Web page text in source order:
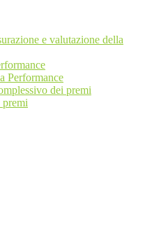
e valutazione della
Performance
dei premi